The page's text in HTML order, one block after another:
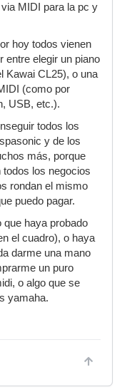
MIDI para la pc y
hoy todos vienen
entre elegir un piano
Kawai CL25), o una
(como por
USB, etc.).
todos los
y de los
más, porque
los negocios
rondan el mismo
puedo pagar.
que haya probado
el cuadro), o haya
darme una mano
un puro
o algo que se
yamaha.